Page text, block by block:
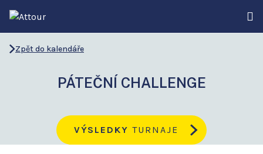
Zpět do kalendáře
PÁTEČNÍ CHALLENGE
VÝSLEDKY TURNAJE